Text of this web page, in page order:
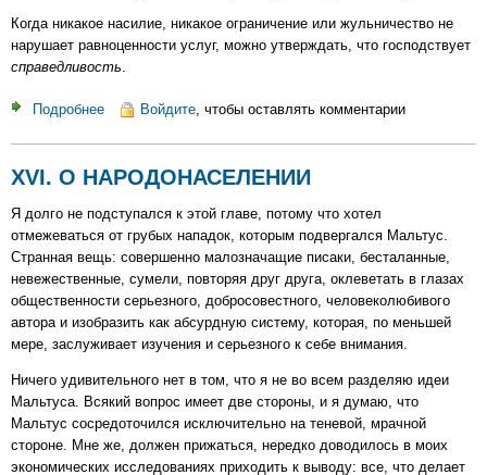
Когда никакое насилие, никакое ограничение или жульничество не
нарушает равноценности услуг, можно утверждать, что господствует
справедливость.
Подробнее
УСЛУГИ,
УСЛУГИ
Войдите , чтобы оставлять комментарии
XVI. О НАРОДОНАСЕЛЕНИИ
Я долго не подступался к этой главе, потому что хотел
отмежеваться от грубых нападок, которым подвергался Мальтус.
Странная вещь: совершенно малозначащие писаки, бесталанные,
невежественные, сумели, повторяя друг друга, оклеветать в глазах
общественности серьезного, добросовестного, человеколюбивого
автора и изобразить как абсурдную систему, которая, по меньшей
мере, заслуживает изучения и серьезного к себе внимания.
Ничего удивительного нет в том, что я не во всем разделяю идеи
Мальтуса. Всякий вопрос имеет две стороны, и я думаю, что
Мальтус сосредоточился исключительно на теневой, мрачной
стороне. Мне же, должен прижаться, нередко доводилось в моих
экономических исследованиях приходить к выводу: все, что делает